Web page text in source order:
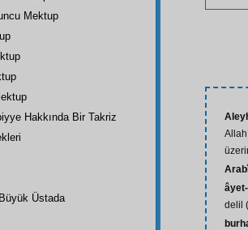
delil
Mektup
Hakkında Bir Takriz
Üstada